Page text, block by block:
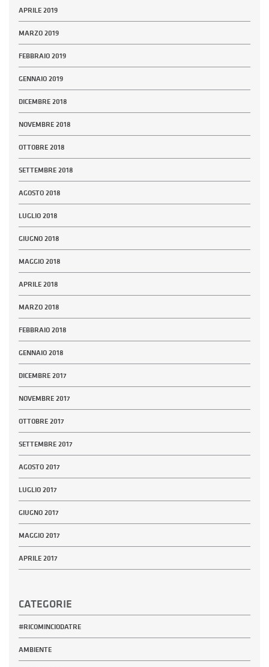
APRILE 2019
MARZO 2019
FEBBRAIO 2019
GENNAIO 2019
DICEMBRE 2018
NOVEMBRE 2018
OTTOBRE 2018
SETTEMBRE 2018
AGOSTO 2018
LUGLIO 2018
GIUGNO 2018
MAGGIO 2018
APRILE 2018
MARZO 2018
FEBBRAIO 2018
GENNAIO 2018
DICEMBRE 2017
NOVEMBRE 2017
OTTOBRE 2017
SETTEMBRE 2017
AGOSTO 2017
LUGLIO 2017
GIUGNO 2017
MAGGIO 2017
APRILE 2017
CATEGORIE
#RICOMINCIODATRE
AMBIENTE